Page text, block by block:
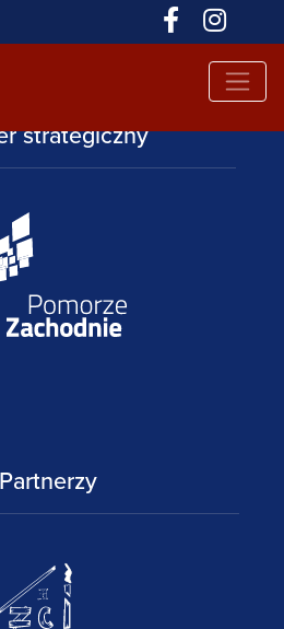
strategiczny
Partnerzy